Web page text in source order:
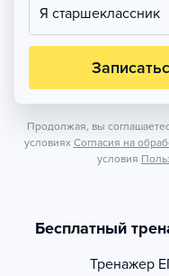
Я старшеклассник
Продолжая, вы
условиях Согласия на
условия
Бесплатный
Тренажер